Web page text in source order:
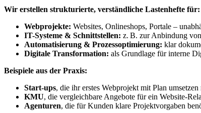
Wir erstellen strukturierte, verständliche Lastenhefte für:
Webprojekte: Websites, Onlineshops, Portale –
IT-Systeme & Schnittstellen: z. B. zur Anbindung
Automatisierung & Prozessoptimierung: klar
Digitale Transformation: als Grundlage für interne
Beispiele aus der Praxis:
Start-ups, die ihr erstes Webprojekt mit Plan umsetzen
KMU, die vergleichbare Angebote für ein Website-
Agenturen, die für Kunden klare Projektvorgaben